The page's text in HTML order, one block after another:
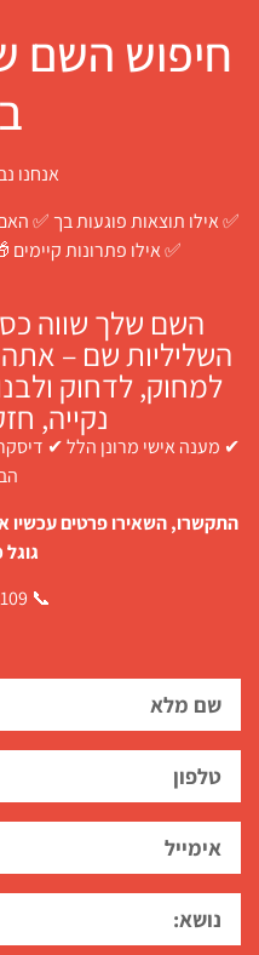
חיפוש השם
אנחנו
✅ אילו תוצאות פוגעות בך ✅
✅ אילו פתרונות
השם שלך שווה
השליליות שם –
למחוק, לדחוק
נקייה,
✔ מענה אישי מרונן הלל ✔
התקשרו, השאירו פרטים עכשיו
📞 052-2508109